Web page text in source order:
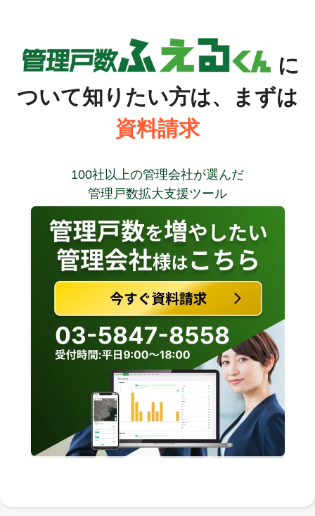
に
ついて知りたい方は、まずは
資料請求
100社以上の管理会社が選んだ
管理戸数拡大支援ツール